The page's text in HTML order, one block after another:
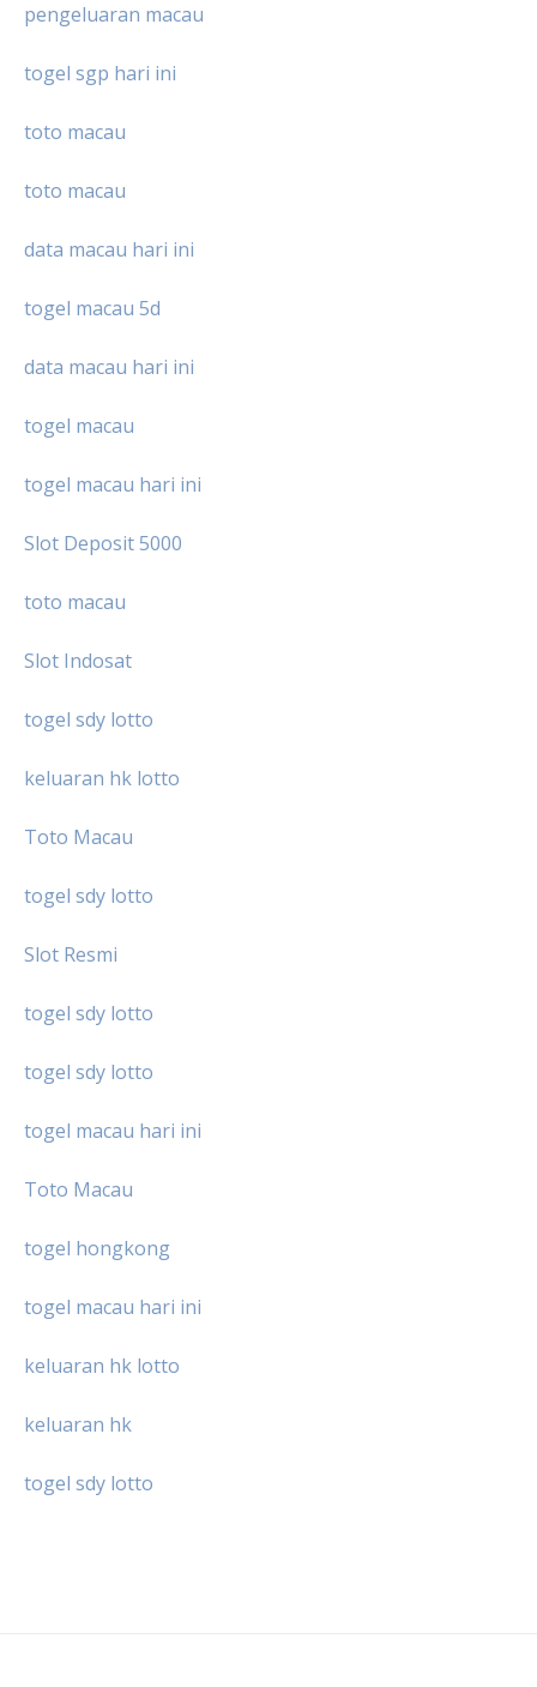
pengeluaran macau
togel sgp hari ini
toto macau
toto macau
data macau hari ini
togel macau 5d
data macau hari ini
togel macau
togel macau hari ini
Slot Deposit 5000
toto macau
Slot Indosat
togel sdy lotto
keluaran hk lotto
Toto Macau
togel sdy lotto
Slot Resmi
togel sdy lotto
togel sdy lotto
togel macau hari ini
Toto Macau
togel hongkong
togel macau hari ini
keluaran hk lotto
keluaran hk
togel sdy lotto